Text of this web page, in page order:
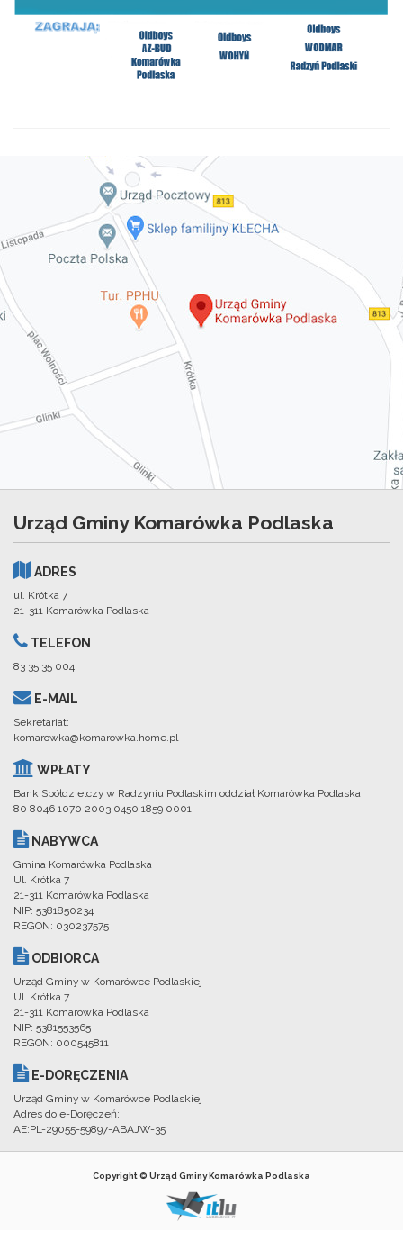
Urząd Gminy Komarówka Podlaska
ADRES
ul. Krótka 7
21-311 Komarówka Podlaska
TELEFON
83 35 35 004
E-MAIL
Sekretariat:
komarowka@komarowka.home.pl
WPŁATY
Bank Spółdzielczy w Radzyniu Podlaskim oddział Komarówka Podlaska
80 8046 1070 2003 0450 1859 0001
NABYWCA
Gmina Komarówka Podlaska
Ul. Krótka 7
21-311 Komarówka Podlaska
NIP: 5381850234
REGON: 030237575
ODBIORCA
Urząd Gminy w Komarówce Podlaskiej
Ul. Krótka 7
21-311 Komarówka Podlaska
NIP: 5381553565
REGON: 000545811
E-DORĘCZENIA
Urząd Gminy w Komarówce Podlaskiej
Adres do e-Doręczeń:
AE:PL-29055-59897-ABAJW-35
Copyright © Urząd Gminy Komarówka Podlaska